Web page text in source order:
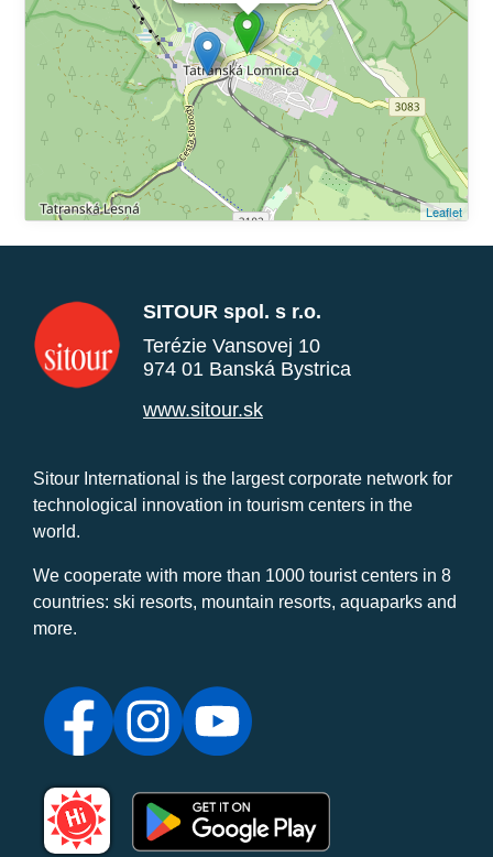
Leaflet
SITOUR spol. s r.o.
Terézie Vansovej 10
974 01 Banská Bystrica
www.sitour.sk
Sitour International is the largest corporate network for
technological innovation in tourism centers in the
world.
We cooperate with more than 1000 tourist centers in 8
countries: ski resorts, mountain resorts, aquaparks and
more.